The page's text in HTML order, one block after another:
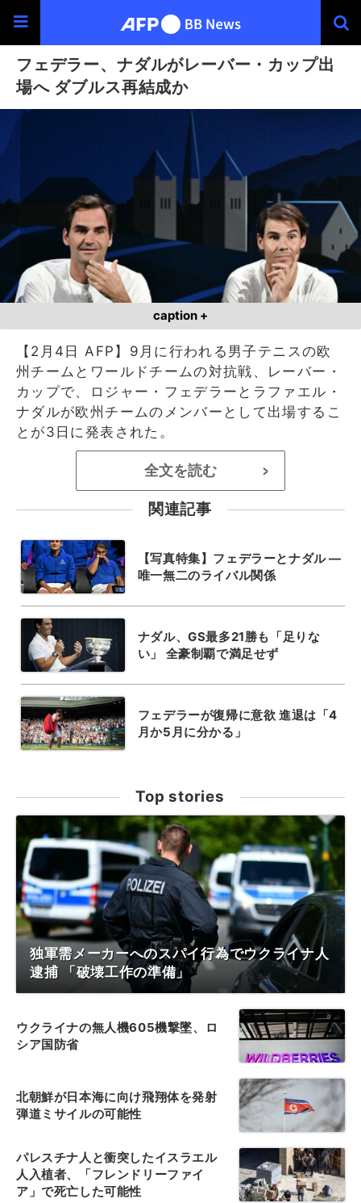
フェデラー、ナダルがレーバー・カップ出
場へ ダブルス再結成か
caption +
【2月4日 AFP】9月に行われる男子テニスの欧
州チームとワールドチームの対抗戦、レーバー・
カップで、ロジャー・フェデラーとラファエル・
ナダルが欧州チームのメンバーとして出場するこ
とが3日に発表された。
全文を読む >
関連記事
【写真特集】フェデラーとナダル ―
唯一無二のライバル関係
ナダル、GS最多21勝も「足りな
い」 全豪制覇で満足せず
フェデラーが復帰に意欲 進退は「4
月か5月に分かる」
Top stories
独軍需メーカーへのスパイ行為でウクライナ人
逮捕 「破壊工作の準備」
ウクライナの無人機605機撃墜、ロ
シア国防省
北朝鮮が日本海に向け飛翔体を発射
弾道ミサイルの可能性
パレスチナ人と衝突したイスラエル
人入植者、「フレンドリーファイ
ア」で死亡した可能性